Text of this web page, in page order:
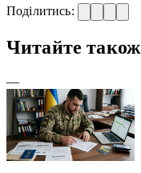
Поділитись:
Читайте також
—